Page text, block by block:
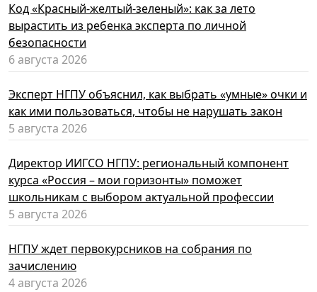
Код «Красный-желтый-зеленый»: как за лето
вырастить из ребенка эксперта по личной
безопасности
6 августа 2026
Эксперт НГПУ объяснил, как выбрать «умные» очки и
как ими пользоваться, чтобы не нарушать закон
5 августа 2026
Директор ИИГСО НГПУ: региональный компонент
курса «Россия – мои горизонты» поможет
школьникам с выбором актуальной профессии
5 августа 2026
НГПУ ждет первокурсников на собрания по
зачислению
4 августа 2026